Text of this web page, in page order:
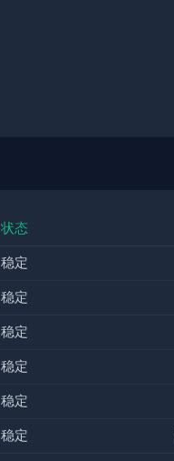
状态
稳定
稳定
稳定
稳定
稳定
稳定